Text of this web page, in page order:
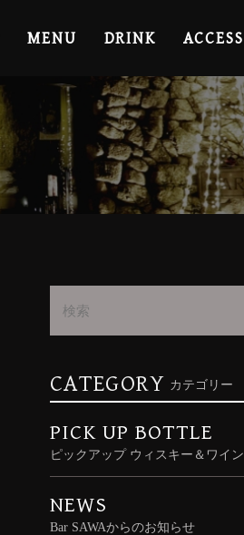
MENU DRINK ACCESS
CATEGORY カテゴリー
PICK UP BOTTLE
ピックアップ ウィスキー＆ワイン
NEWS
Bar SAWAからのお知らせ